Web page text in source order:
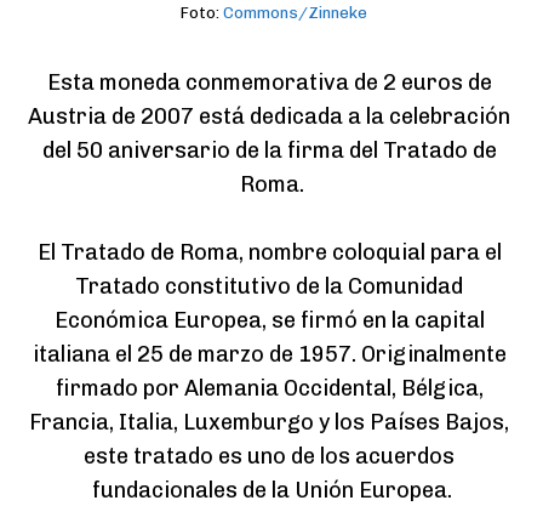
Foto: Commons/Zinneke
Esta moneda conmemorativa de 2 euros de
Austria de 2007 está dedicada a la celebración
del 50 aniversario de la firma del Tratado de
Roma.
El Tratado de Roma, nombre coloquial para el
Tratado constitutivo de la Comunidad
Económica Europea, se firmó en la capital
italiana el 25 de marzo de 1957. Originalmente
firmado por Alemania Occidental, Bélgica,
Francia, Italia, Luxemburgo y los Países Bajos,
este tratado es uno de los acuerdos
fundacionales de la Unión Europea.